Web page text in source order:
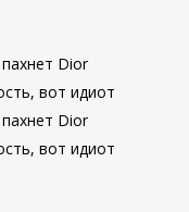
Dior
вот идиот
Dior
вот идиот